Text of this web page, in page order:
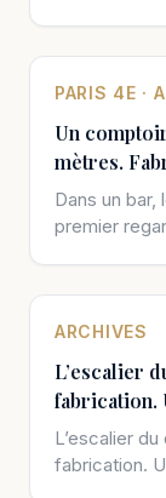
PARIS 4E ·
Un
mètres.
Dans un
premier
ARCHIVES
L’escalier
fabrication.
L’escalier
fabrication.